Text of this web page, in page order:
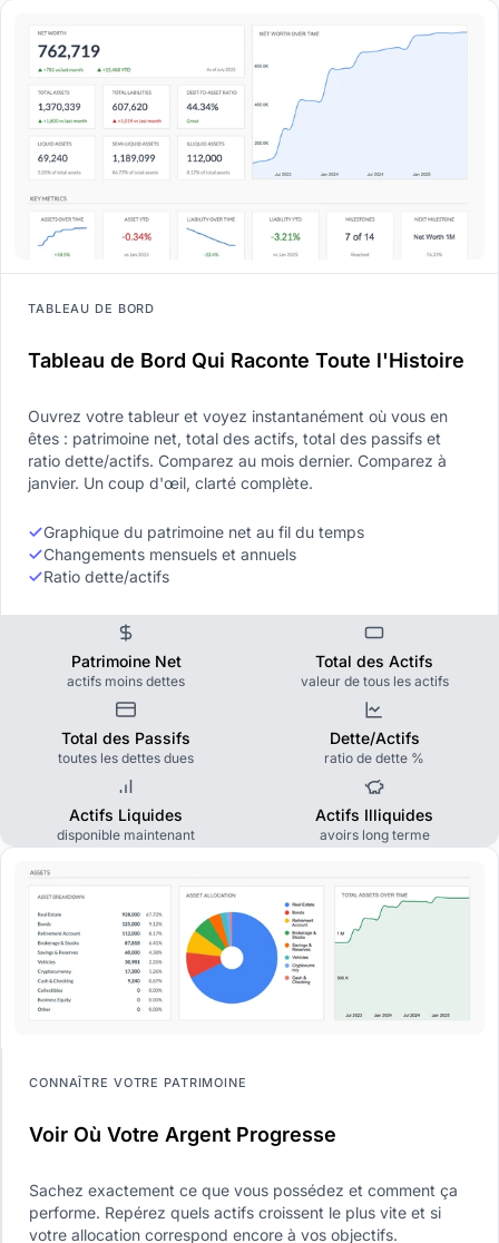
TABLEAU DE BORD
Tableau de Bord Qui Raconte Toute l'Histoire
Ouvrez votre tableur et voyez instantanément où vous en
êtes : patrimoine net, total des actifs, total des passifs et
ratio dette/actifs. Comparez au mois dernier. Comparez à
janvier. Un coup d'œil, clarté complète.
Graphique du patrimoine net au fil du temps
Changements mensuels et annuels
Ratio dette/actifs
Patrimoine Net
actifs moins dettes
Total des Actifs
valeur de tous les actifs
Total des Passifs
toutes les dettes dues
Dette/Actifs
ratio de dette %
Actifs Liquides
disponible maintenant
Actifs Illiquides
avoirs long terme
CONNAÎTRE VOTRE PATRIMOINE
Voir Où Votre Argent Progresse
Sachez exactement ce que vous possédez et comment ça
performe. Repérez quels actifs croissent le plus vite et si
votre allocation correspond encore à vos objectifs.